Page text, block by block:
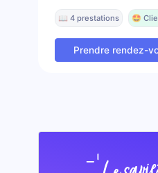
📖 4 prestations 🤩
Prendre rendez-